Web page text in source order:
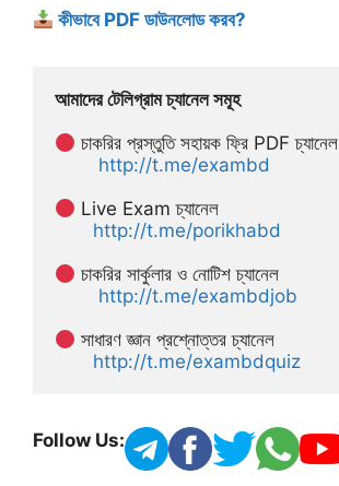
কীভাবে PDF ডাউনলোড করব?
আমাদের টেলিগ্রাম চ্যানেল সমূহ
চাকরির প্রস্তুতি সহায়ক ফ্রি PDF চ্যানেল
http://t.me/exambd
Live Exam চ্যানেল
http://t.me/porikhabd
চাকরির সার্কুলার ও নোটিশ চ্যানেল
http://t.me/exambdjob
সাধারণ জ্ঞান প্রশ্নোত্তর চ্যানেল
http://t.me/exambdquiz
Follow Us: